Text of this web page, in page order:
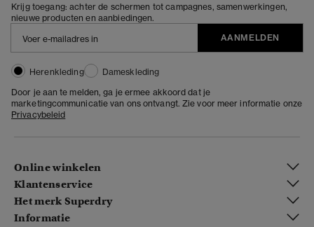
Krijg toegang: achter de schermen tot campagnes, samenwerkingen,
nieuwe producten en aanbiedingen.
AANMELDEN
Herenkleding
Dameskleding
Door je aan te melden, ga je ermee akkoord dat je
marketingcommunicatie van ons ontvangt. Zie voor meer informatie onze
Privacybeleid
Online winkelen
Klantenservice
Het merk Superdry
Informatie